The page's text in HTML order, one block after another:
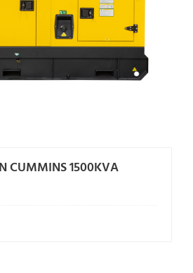
CUMMINS 1500KVA